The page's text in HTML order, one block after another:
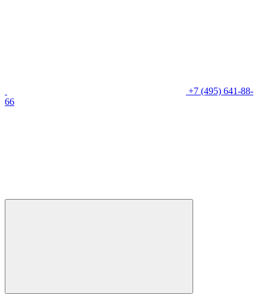
+7 (495) 641-88-
66